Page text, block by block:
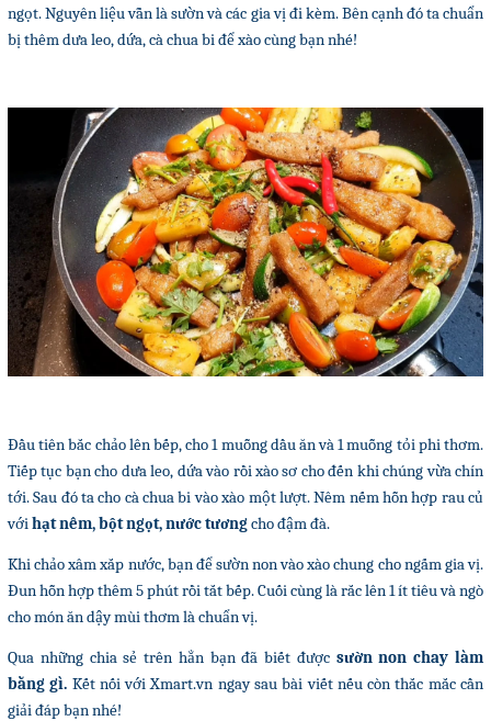
ngọt. Nguyên liệu vẫn là sườn và các gia vị đi kèm. Bên cạnh đó ta chuẩn
bị thêm dưa leo, dứa, cà chua bi để xào cùng bạn nhé!
Đầu tiên bắc chảo lên bếp, cho 1 muỗng dầu ăn và 1 muỗng tỏi phi thơm.
Tiếp tục bạn cho dưa leo, dứa vào rồi xào sơ cho đến khi chúng vừa chín
tới. Sau đó ta cho cà chua bi vào xào một lượt. Nêm nếm hỗn hợp rau củ
vớihạt nêm, bột ngọt, nước tươngcho đậm đà.
Khi chảo xâm xắp nước, bạn để sườn non vào xào chung cho ngấm gia vị.
Đun hỗn hợp thêm 5 phút rồi tắt bếp. Cuối cùng là rắc lên 1 ít tiêu và ngò
cho món ăn dậy mùi thơm là chuẩn vị.
Qua những chia sẻ trên hẳn bạn đã biết đượcsườn non chay làm
bằng gì. Kết nối với Xmart.vn ngay sau bài viết nếu còn thắc mắc cần
giải đáp bạn nhé!